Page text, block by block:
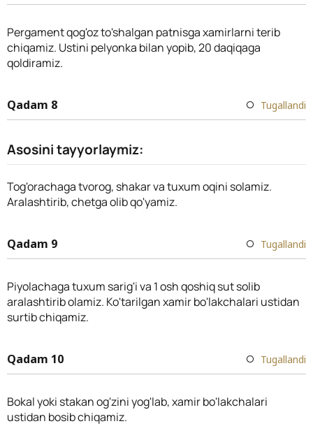
Pergament qog'oz to'shalgan patnisga xamirlarni terib
chiqamiz. Ustini pelyonka bilan yopib, 20 daqiqaga
qoldiramiz.
Qadam 8 Tugallandi
Asosini tayyorlaymiz:
Tog'orachaga tvorog, shakar va tuxum oqini solamiz.
Aralashtirib, chetga olib qo'yamiz.
Qadam 9 Tugallandi
Piyolachaga tuxum sarig'i va 1 osh qoshiq sut solib
aralashtirib olamiz. Ko'tarilgan xamir bo'lakchalari ustidan
surtib chiqamiz.
Qadam 10 Tugallandi
Bokal yoki stakan og'zini yog'lab, xamir bo'lakchalari
ustidan bosib chiqamiz.